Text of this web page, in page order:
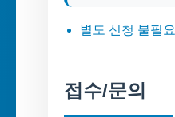
별도 신청 불필요
접수/문의